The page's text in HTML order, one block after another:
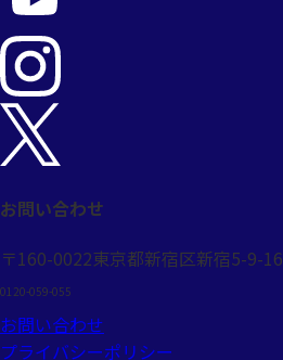
お問い合わせ
〒160-0022東京都新宿区新宿5-9-16
0120-059-055
お問い合わせ
プライバシーポリシー